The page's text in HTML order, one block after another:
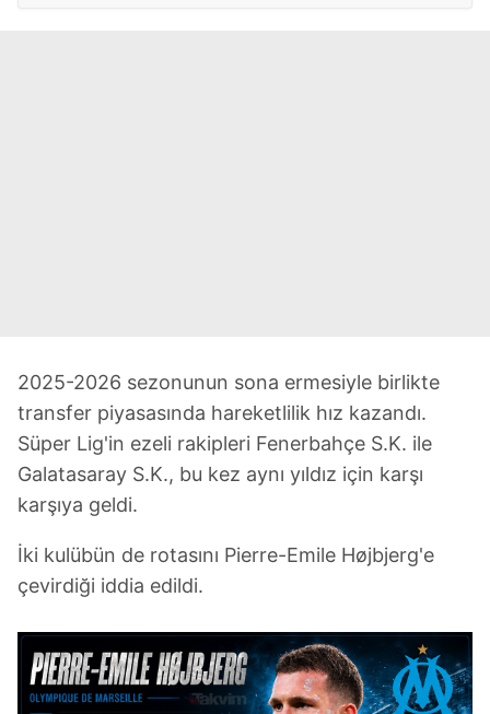
2025-2026 sezonunun sona ermesiyle birlikte
transfer piyasasında hareketlilik hız kazandı.
Süper Lig'in ezeli rakipleri Fenerbahçe S.K. ile
Galatasaray S.K., bu kez aynı yıldız için karşı
karşıya geldi.
İki kulübün de rotasını Pierre-Emile Højbjerg'e
çevirdiği iddia edildi.